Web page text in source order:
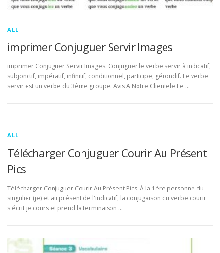
ALL
imprimer Conjuguer Servir Images
imprimer Conjuguer Servir Images. Conjuguer le verbe servir à indicatif,
subjonctif, impératif, infinitif, conditionnel, participe, gérondif. Le verbe
servir est un verbe du 3ème groupe. Avis A Notre Clientele Le …
ALL
Télécharger Conjuguer Courir Au Présent
Pics
Télécharger Conjuguer Courir Au Présent Pics. À la 1ère personne du
singulier (je) et au présent de l'indicatif, la conjugaison du verbe courir
s'écrit je cours et prend la terminaison …